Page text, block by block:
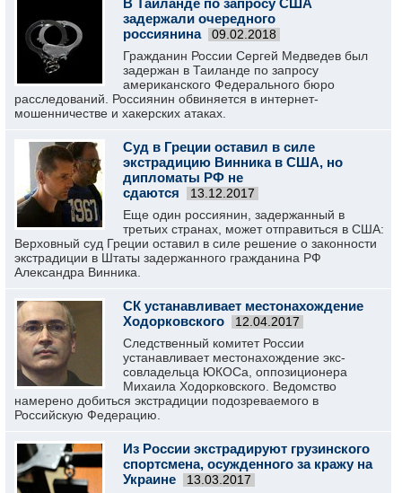
В Таиланде по запросу США
задержали очередного
россиянина
09.02.2018
Гражданин России Сергей Медведев был
задержан в Таиланде по запросу
американского Федерального бюро
расследований. Россиянин обвиняется в интернет-
мошенничестве и хакерских атаках.
Суд в Греции оставил в силе
экстрадицию Винника в США, но
дипломаты РФ не
сдаются
13.12.2017
Еще один россиянин, задержанный в
третьих странах, может отправиться в США:
Верховный суд Греции оставил в силе решение о законности
экстрадиции в Штаты задержанного гражданина РФ
Александра Винника.
СК устанавливает местонахождение
Ходорковского
12.04.2017
Следственный комитет России
устанавливает местонахождение экс-
совладельца ЮКОСа, оппозиционера
Михаила Ходорковского. Ведомство
намерено добиться экстрадиции подозреваемого в
Российскую Федерацию.
Из России экстрадируют грузинского
спортсмена, осужденного за кражу на
Украине‍
13.03.2017